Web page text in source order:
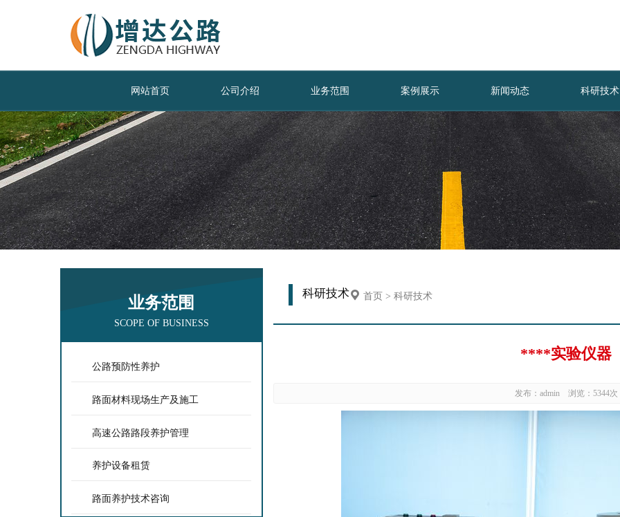
网站首页 公司介绍 业务范围 案例展示 新闻动态 科研技术
业务范围
SCOPE OF BUSINESS
公路预防性养护
路面材料现场生产及施工
高速公路路段养护管理
养护设备租赁
路面养护技术咨询
科研技术 首页 > 科研技术
****实验仪器
发布：admin 浏览：5344次